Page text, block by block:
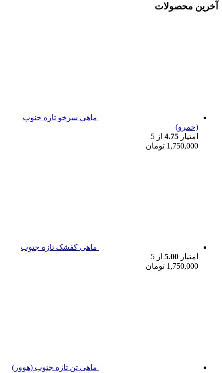
آخرین محصولات
ماهی سرخو تازه جنوب
(حمرو)
امتیاز 4.75 از 5
1,750,000 تومان
ماهی کفشک تازه جنوب
امتیاز 5.00 از 5
1,750,000 تومان
ماهی تن تازه جنوب (هوور)